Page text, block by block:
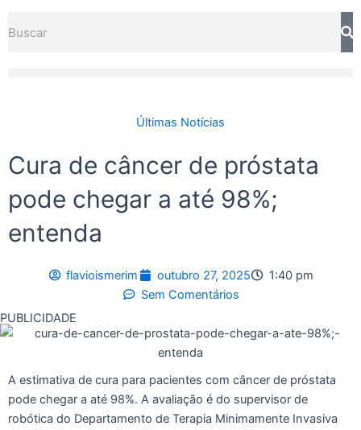
Últimas Notícias
Cura de câncer de próstata
pode chegar a até 98%;
entenda
flavioismerim outubro 27, 2025
1:40 pm
Sem Comentários
PUBLICIDADE
A estimativa de cura para pacientes com câncer de próstata
pode chegar a até 98%. A avaliação é do supervisor de
robótica do Departamento de Terapia Minimamente Invasiva